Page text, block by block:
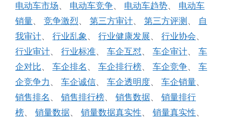
电动车市场、 电动车竞争、 电动车趋势、 电动车
销量、 竞争激烈、 第三方审计、 第三方评测 、 自
我审计、 行业乱象、 行业健康发展、 行业协会、
行业审计、 行业标准、 车企互怼、 车企审计、 车
企对比、 车企排名 、 车企排行榜、 车企竞争、 车
企竞争力 、 车企诚信、 车企透明度、 车企销量、
销售排名 、 销售排行榜、 销售数据、 销量排行
榜、 销量数据、 销量数据真实性、 销量真实性、